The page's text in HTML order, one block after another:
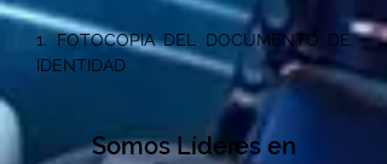
1. FOTOCOPIA DEL DOCUMENTO DE
IDENTIDAD
Somos Líderes en